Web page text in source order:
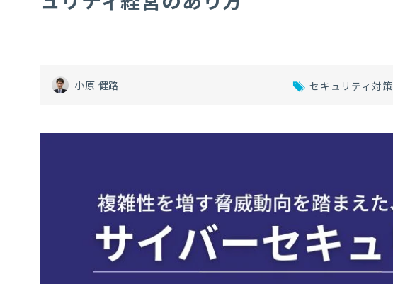
小原 健路 セキュリティ対策